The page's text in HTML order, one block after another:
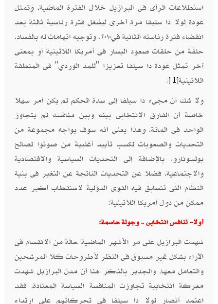
استطلاعات الرأى فى البرازيل خلال الفترة الماضية، وتمثل
عودة لولا دا سليفا مرة أخرى ليشغل فترة رئاسية ثالثة بعد
انقضاء فترة رئاسته الثانية في٢٠١٠، وتوجيه اتهامات له بالفساد،
حلقة من حلقات صعود اليسار فى أمريكا اللاتينية أو بمعنى
آخر تمثل عودة دا سيلفا تعزيزا "للمد الوردي" فى المنطقة
اللاتينية[1]
.
ولا شك أن مجىء دا سيلفا إلى سدة الحكم لم يكن أمر سهلا
خاصة أن الفارق الانتخابى بينه وبين منافسه لم يتجاوز
الواحد فى المائة، وهذا يعنى أنه سوف يواجه مجموعة من
التحديات والصعوبات لكسب تأييد أغلبية من صوتوا لصالح
بولسونارو، بالإضافة إلى التحديات السياسية والاقتصادية
والاجتماعية، فضلا عن التحديات الناتجة عن التغير فى بنية
النظام التى تتسابق فيه القوى الدولية لاستقطاب أكبر عدد
ممكن من دول أمريكا اللاتينية:
أولا- تنافس انتخابى .. وجولة حاسمة:
شهدت البرازيل على مر الأشهر الماضية حالة من الانقسام فى
الآراء بشكل غير مسبوق فى النظر لأطروحات كلا المرشحين
والتعامل معها، والجدير بالذكر هنا أن مدن البرازيل شهدت
معركة انتخابية تجاوزت المنافسة السياسة المعتادة، فقد
اعتمد أنصار لولا دا سيلفا فى تحركاتهم على ارتداء